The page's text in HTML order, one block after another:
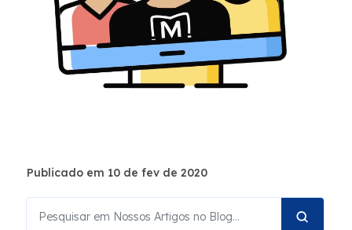
Publicado em 10 de fev de 2020